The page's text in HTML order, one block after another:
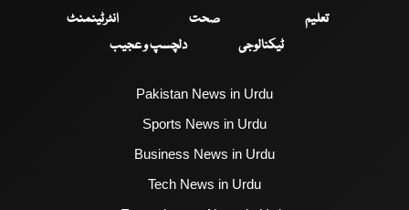
تعلیم
صحت
انٹرٹینمنٹ
ٹیکنالوجی
دلچسپ و عجیب
Pakistan News in Urdu
Sports News in Urdu
Business News in Urdu
Tech News in Urdu